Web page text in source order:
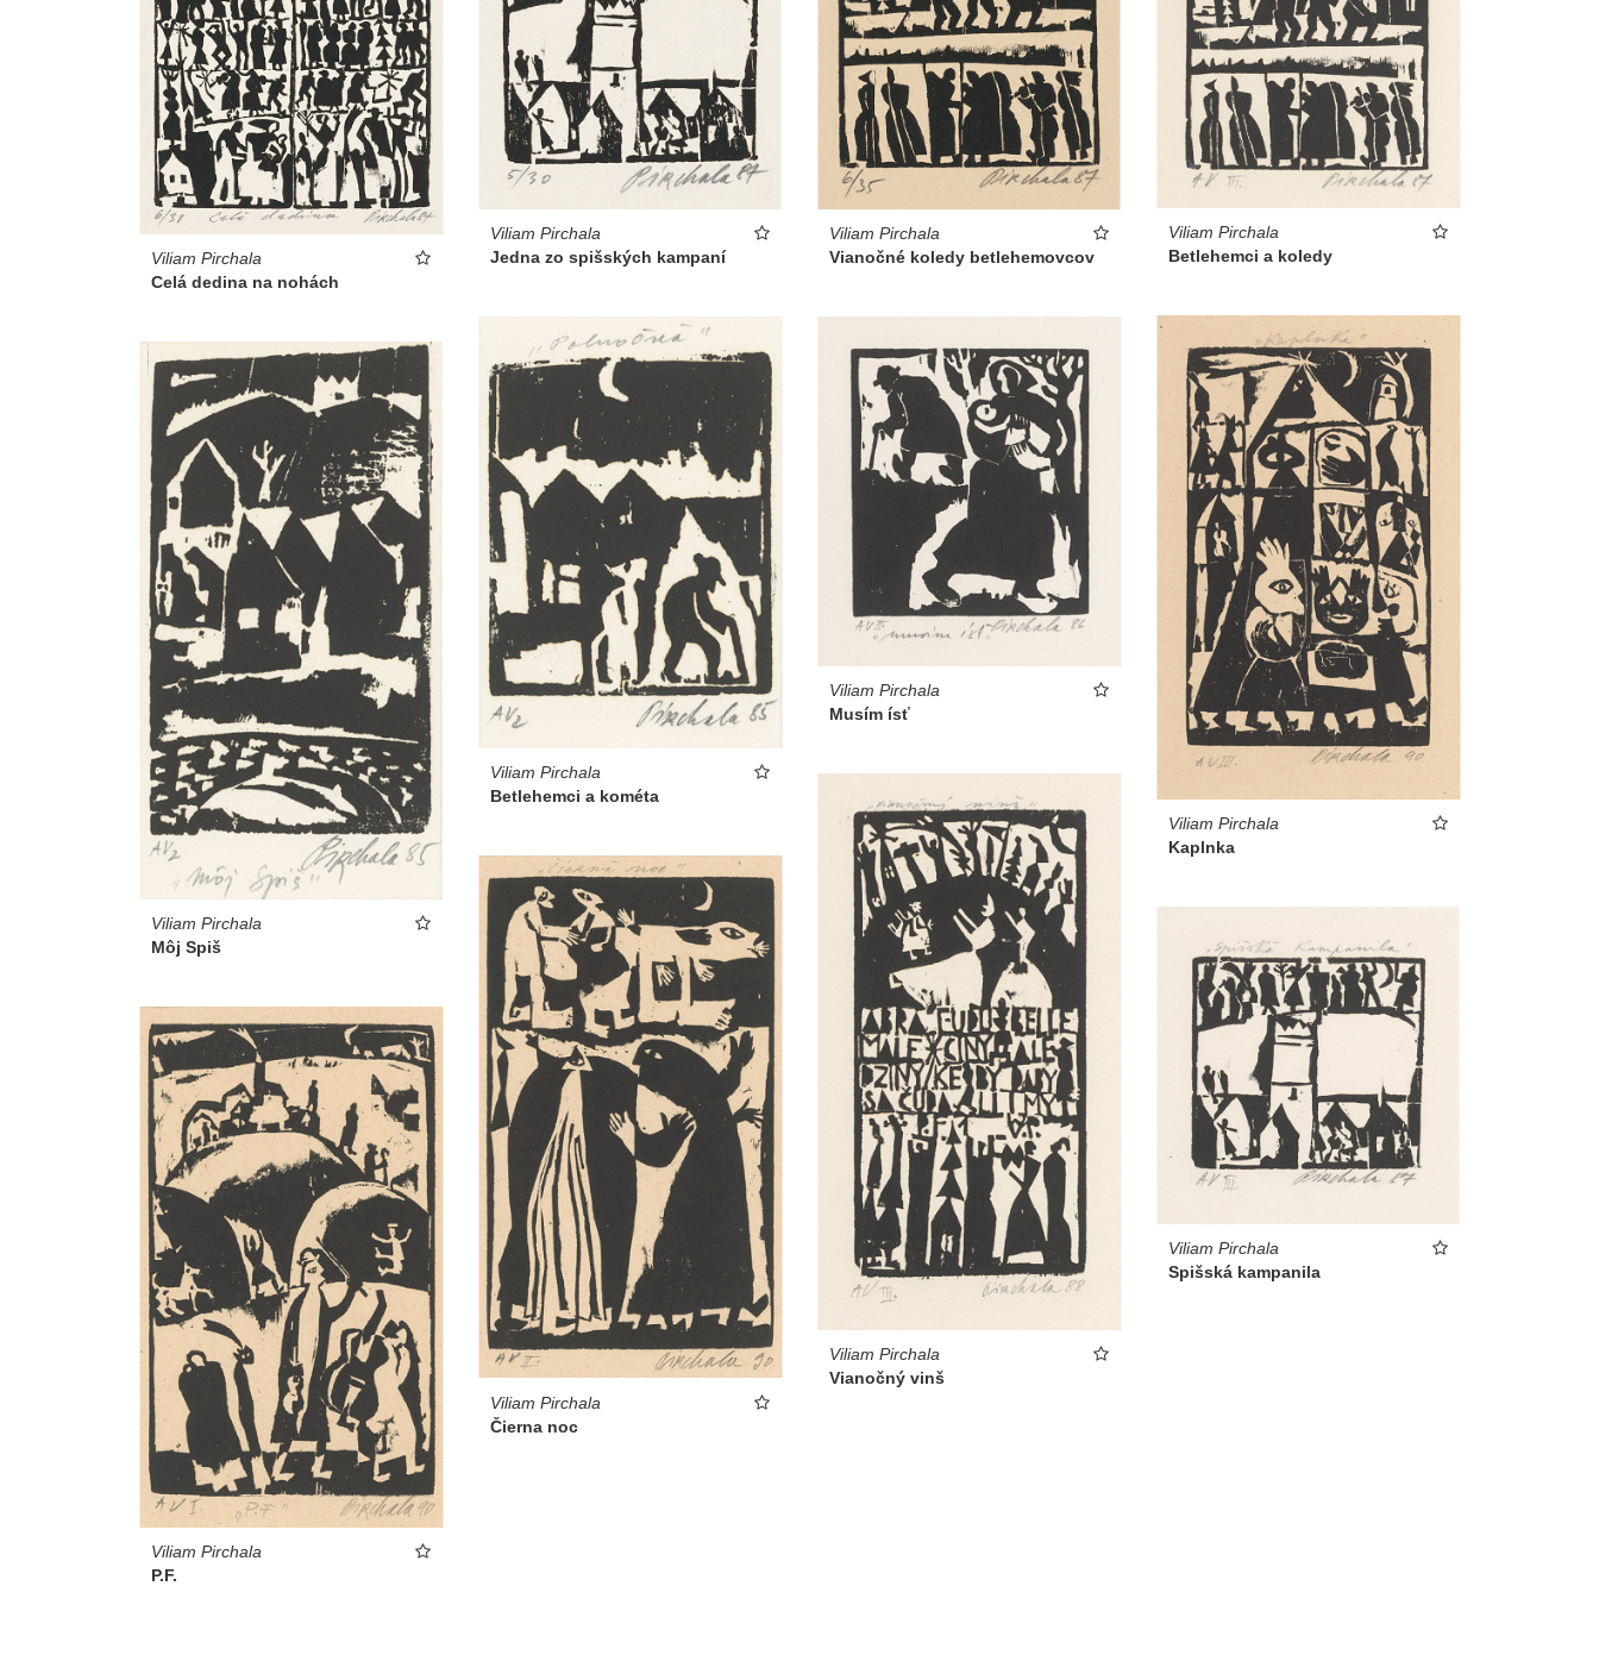
Viliam Pirchala
Celá dedina na nohách
Viliam Pirchala
Jedna zo spišských kampaní
Viliam Pirchala
Vianočné koledy betlehemovcov
Viliam Pirchala
Betlehemci a koledy
Viliam Pirchala
Kaplnka
Viliam Pirchala
Betlehemci a kométa
Viliam Pirchala
Musím ísť
Viliam Pirchala
Môj Spiš
Viliam Pirchala
Vianočný vinš
Viliam Pirchala
Čierna noc
Viliam Pirchala
Spišská kampanila
Viliam Pirchala
P.F.